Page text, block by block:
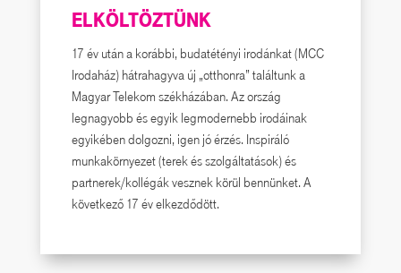
ELKÖLTÖZTÜNK
17 év után a korábbi, budatétényi irodánkat (MCC
Irodaház) hátrahagyva új „otthonra” találtunk a
Magyar Telekom székházában. Az ország
legnagyobb és egyik legmodernebb irodáinak
egyikében dolgozni, igen jó érzés. Inspiráló
munkakörnyezet (terek és szolgáltatások) és
partnerek/kollégák vesznek körül bennünket. A
következő 17 év elkezdődött.